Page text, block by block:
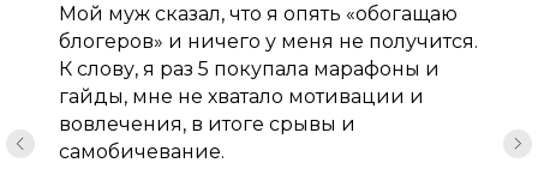
Мой муж сказал, что я опять «обогащаю
блогеров» и ничего у меня не получится.
К слову, я раз 5 покупала марафоны и
гайды, мне не хватало мотивации и
вовлечения, в итоге срывы и
самобичевание.